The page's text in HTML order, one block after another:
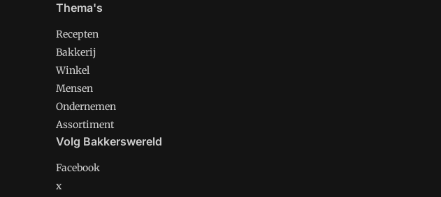
Thema's
Recepten
Bakkerij
Winkel
Mensen
Ondernemen
Assortiment
Volg Bakkerswereld
Facebook
x